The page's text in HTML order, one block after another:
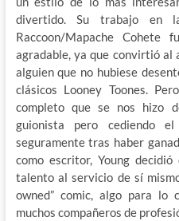
divertido. Su trabajo en
Raccoon/Mapache
agradable, ya que convirtió al
alguien que no hubiese
clásicos Looney Toones.
completo que se nos hizo
guionista pero cediendo
seguramente tras haber
como escritor, Young
talento al servicio de sí
owned” comic, algo para lo
muchos compañeros de